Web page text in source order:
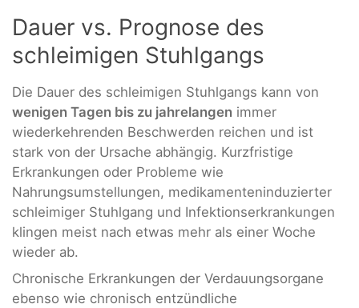
Dauer vs. Prognose des
schleimigen Stuhlgangs
Die Dauer des schleimigen Stuhlgangs kann von
wenigen Tagen bis zu jahrelangen immer
wiederkehrenden Beschwerden reichen und ist
stark von der Ursache abhängig. Kurzfristige
Erkrankungen oder Probleme wie
Nahrungsumstellungen, medikamenteninduzierter
schleimiger Stuhlgang und Infektionserkrankungen
klingen meist nach etwas mehr als einer Woche
wieder ab.
Chronische Erkrankungen der Verdauungsorgane
ebenso wie chronisch entzündliche